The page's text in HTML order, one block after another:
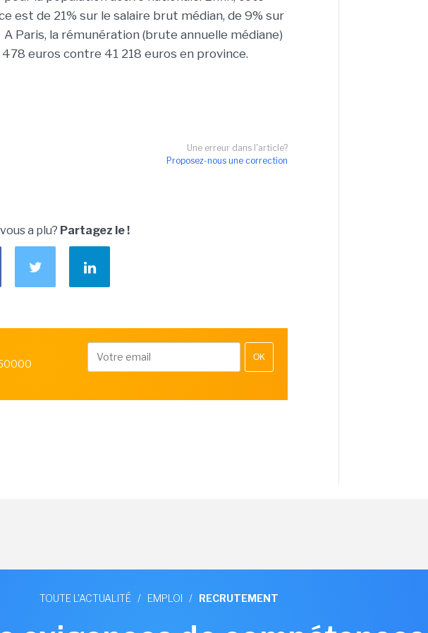
est de 21% sur le salaire brut médian, de 9% sur
Paris, la rémunération (brute annuelle médiane)
euros contre 41 218 euros en province.
Une erreur dans l'article?
Proposez-nous une correction
a plu? Partagez le !
OK
TOUTE L'ACTUALITÉ / EMPLOI / RECRUTEMENT